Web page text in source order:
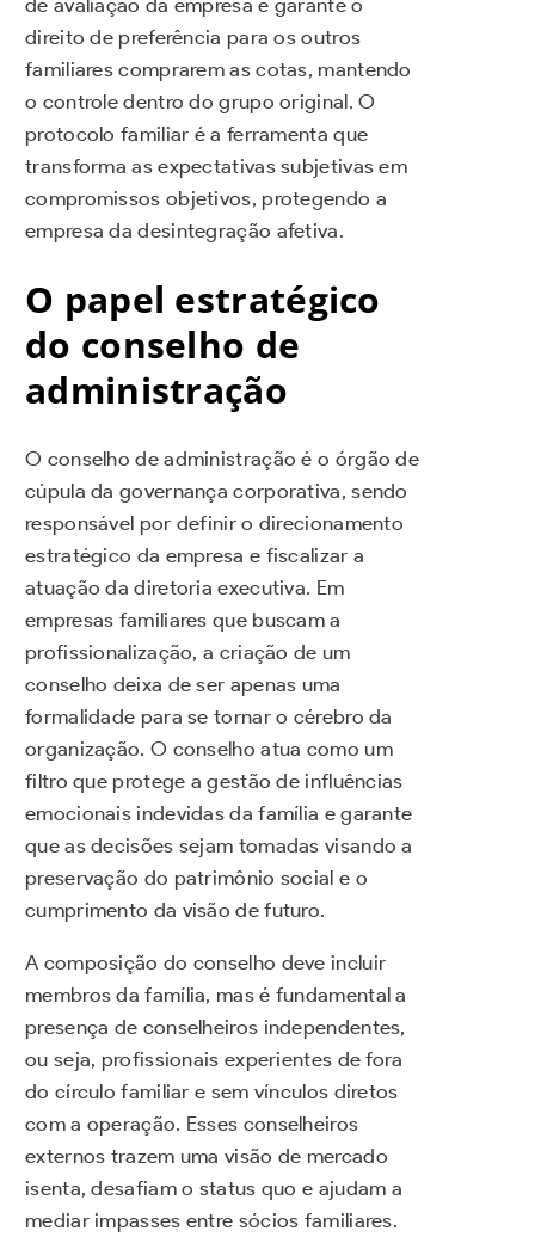
direito de preferência para os outros
familiares comprarem as cotas, mantendo
o controle dentro do grupo original. O
protocolo familiar é a ferramenta que
transforma as expectativas subjetivas em
compromissos objetivos, protegendo a
empresa da desintegração afetiva.
O papel estratégico
do conselho de
administração
O conselho de administração é o órgão de
cúpula da governança corporativa, sendo
responsável por definir o direcionamento
estratégico da empresa e fiscalizar a
atuação da diretoria executiva. Em
empresas familiares que buscam a
profissionalização, a criação de um
conselho deixa de ser apenas uma
formalidade para se tornar o cérebro da
organização. O conselho atua como um
filtro que protege a gestão de influências
emocionais indevidas da família e garante
que as decisões sejam tomadas visando a
preservação do patrimônio social e o
cumprimento da visão de futuro.
A composição do conselho deve incluir
membros da família, mas é fundamental a
presença de conselheiros independentes,
ou seja, profissionais experientes de fora
do círculo familiar e sem vínculos diretos
com a operação. Esses conselheiros
externos trazem uma visão de mercado
isenta, desafiam o status quo e ajudam a
mediar impasses entre sócios familiares.